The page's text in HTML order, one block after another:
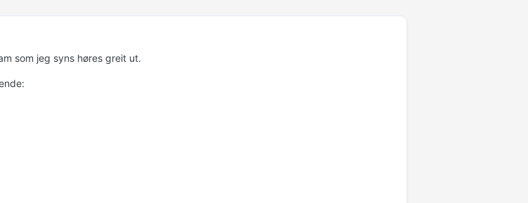
som jeg syns høres greit ut.